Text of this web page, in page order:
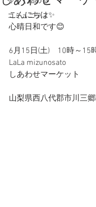
コミュニティ
こんにちは✨
心晴日和です😊
6月15日(土)　10時～15
LaLa mizunosato
しあわせマーケット
山梨県西八代郡市川三